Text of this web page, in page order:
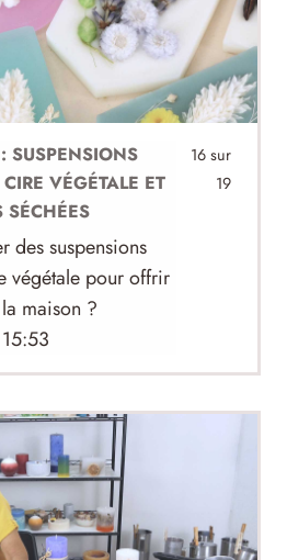
16 sur
19
SUSPENSIONS
VÉGÉTALE ET
SÉCHÉES
des suspensions
végétale pour offrir
maison ?